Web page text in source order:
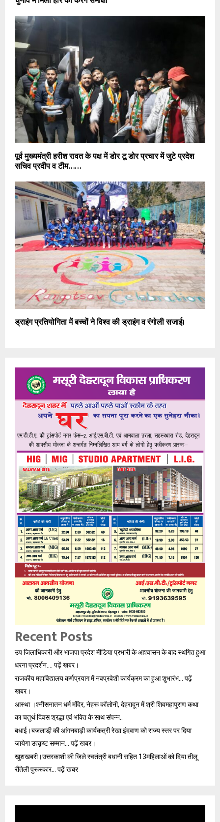
पूर्व मुख्यमंत्री हरीश रावत के पक्ष में डोर टू डोर प्रचार में जुटे प्रदेश
सचिव प्रदीप व टीम……
ड्राइंग प्रतियोगिता में बच्चों ने विश्व की ड्राइंग व रंगोली सजाई।
Recent Posts
उप जिलाधिकारी और भाजपा प्रदेश मीडिया प्रभारी के आश्वासन के बाद स्थगित हुआ
धरना प्रदर्शन…. पढ़ें खबर।
राजकीय महाविद्यालय कर्णप्रयाग में नवप्रवेशी कार्यक्रम का हुआ शुभारंभ… पढ़ें
खबर।
आस्था ‌।श्नीसनातन धर्म मंदिर, नेहरू कॉलोनी, देहरादून में श्री शिवमहापुराण कथा
का चतुर्थ दिवस श्रद्धा एवं भक्ति के साथ संपन्न..
बधाई।बजलाडी़ की आंगनबाड़ी कार्यकत्री रेखा इंदवाण को राज्य स्तर पर दिया
जायेगा उत्कृष्ट सम्मान… पढ़ें खबर।
खुशखबरी।उत्तरकाशी की जिले स्वतंत्री बधानी सहित 13महिलाओं को दिया तीलू
रौंतेली पुरूस्कार… पढ़ें खबर